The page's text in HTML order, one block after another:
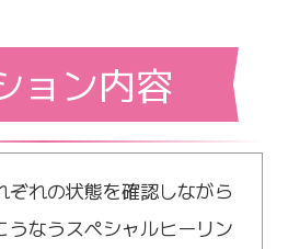
ョン内容
ぞれの状態を確認しながら
うなうスペシャルヒーリン